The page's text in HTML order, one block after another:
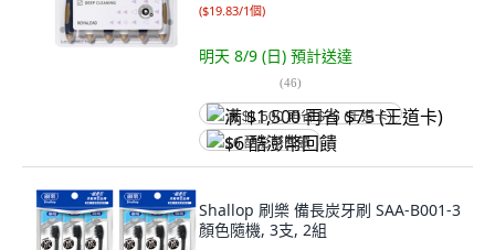
($19.83/1個)
明天 8/9 (日) 預計送達
(46)
满 $1,500 再省 $75 (王道卡)
$6 酷澎幣回饋
Shallop 刷樂 備長炭牙刷 SAA-B001-3
顏色隨機, 3支, 2組